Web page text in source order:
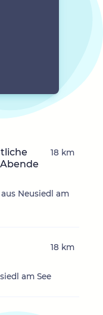
Neusiedl am
18 km
am See
18 km